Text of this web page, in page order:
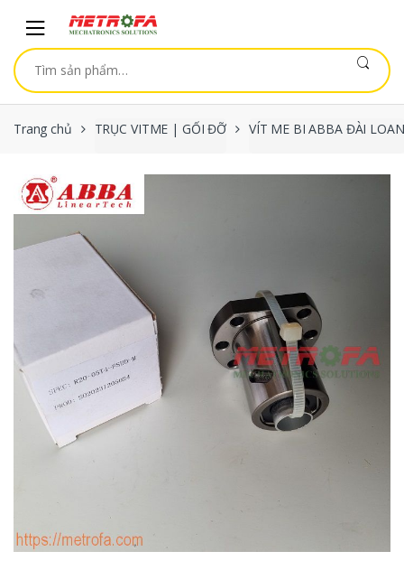
Tìm kiếm:
Trang chủ TRỤC VITME | GỐI ĐỠ VÍT ME BI ABBA ĐÀI LOAN